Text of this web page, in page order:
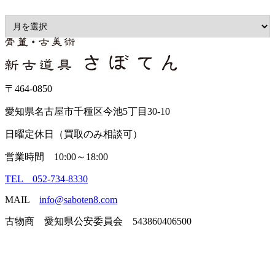
〒464-0850
愛知県名古屋市千種区今池5丁目30-10
日曜定休日（買取のみ相談可）
営業時間 10:00～18:00
TEL 052-734-8330
MAIL info@saboten8.com
古物商 愛知県公安委員会 543860406500